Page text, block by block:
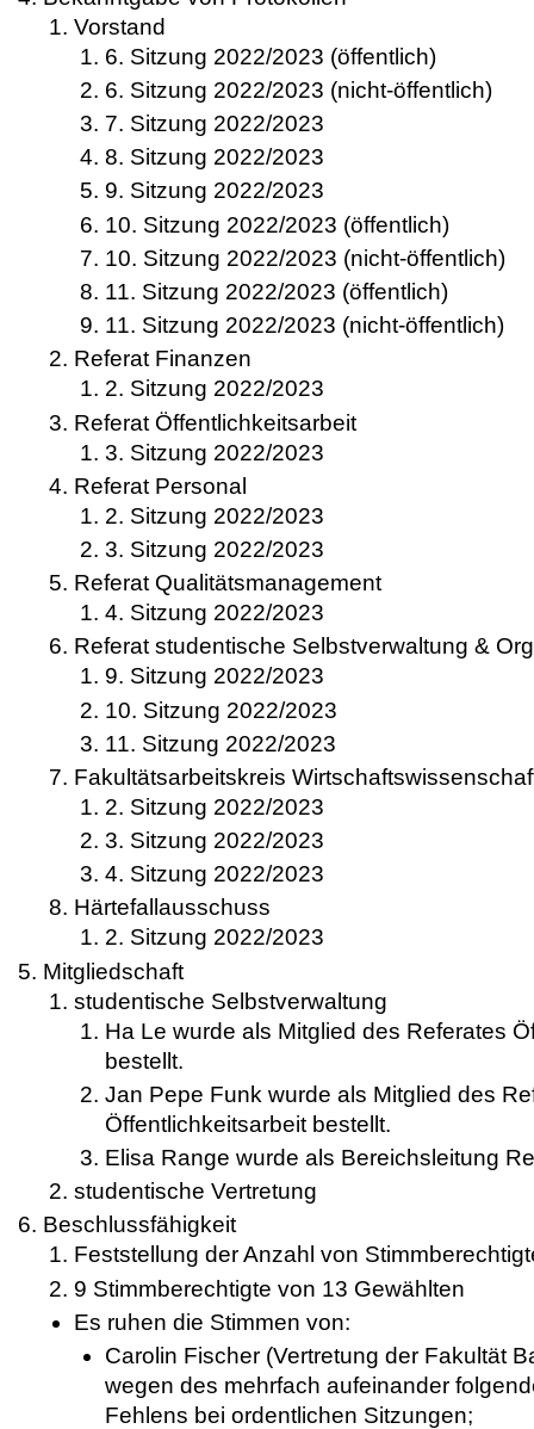
Vorstand
6. Sitzung 2022/2023 (öffentlich)
6. Sitzung 2022/2023 (nicht-öffentlich)
7. Sitzung 2022/2023
8. Sitzung 2022/2023
9. Sitzung 2022/2023
10. Sitzung 2022/2023 (öffentlich)
10. Sitzung 2022/2023 (nicht-öffentlich)
11. Sitzung 2022/2023 (öffentlich)
11. Sitzung 2022/2023 (nicht-öffentlich)
Referat Finanzen
2. Sitzung 2022/2023
Referat Öffentlichkeitsarbeit
3. Sitzung 2022/2023
Referat Personal
2. Sitzung 2022/2023
3. Sitzung 2022/2023
Referat Qualitätsmanagement
4. Sitzung 2022/2023
Referat studentische Selbstverwaltung &
9. Sitzung 2022/2023
10. Sitzung 2022/2023
11. Sitzung 2022/2023
Fakultätsarbeitskreis
2. Sitzung 2022/2023
3. Sitzung 2022/2023
4. Sitzung 2022/2023
Härtefallausschuss
2. Sitzung 2022/2023
Mitgliedschaft
studentische Selbstverwaltung
Ha Le wurde als Mitglied des Referates
bestellt.
Jan Pepe Funk wurde als Mitglied des
Öffentlichkeitsarbeit bestellt.
Elisa Range wurde als Bereichsleitung
studentische Vertretung
Beschlussfähigkeit
Feststellung der Anzahl von
9 Stimmberechtigte von 13 Gewählten
Es ruhen die Stimmen von:
Carolin Fischer (Vertretung der Fakultät
wegen des mehrfach aufeinander
Fehlens bei ordentlichen Sitzungen;